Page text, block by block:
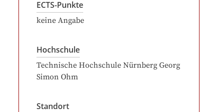
ECTS-Punkte
keine Angabe
Hochschule
Technische Hochschule Nürnberg Georg
Simon Ohm
Standort